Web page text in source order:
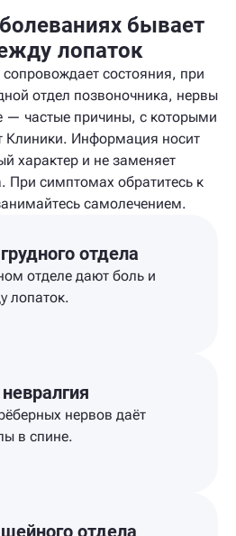
бывает
лопаток
состояния, при
отдел позвоночника, нервы
частые причины, с которыми
Клиники. Информация носит
характер и не заменяет
При симптомах обратитесь к
самолечением.
отдела
отделе дают боль и
лопаток.
нервов даёт
в спине.
отдела